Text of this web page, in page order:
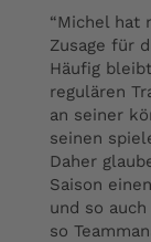
“Michel hat
Zusage für
Häufig
regulären
an seiner
seinen
Daher
Saison
und so
so